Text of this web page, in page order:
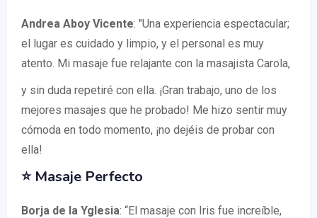
Andrea Aboy Vicente: "Una experiencia espectacular;
el lugar es cuidado y limpio, y el personal es muy
atento. Mi masaje fue relajante con la masajista Carola,
y sin duda repetiré con ella. ¡Gran trabajo, uno de los
mejores masajes que he probado! Me hizo sentir muy
cómoda en todo momento, ¡no dejéis de probar con
ella!
⭐ Masaje Perfecto
Borja de la Yglesia: “El masaje con Iris fue increíble,